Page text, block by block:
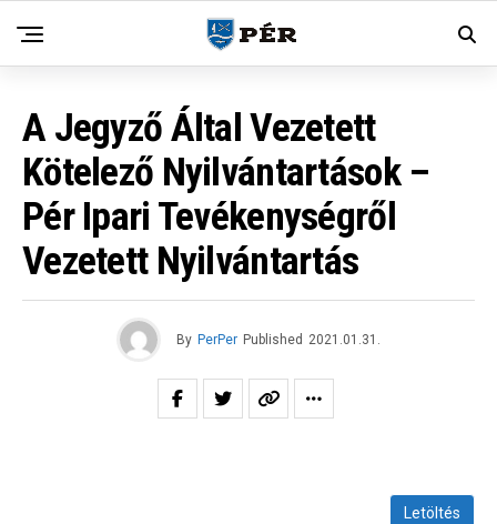
A Jegyző Által Vezetett
Kötelező Nyilvántartások –
Pér Ipari Tevékenységről
Vezetett Nyilvántartás
By PerPer Published 2021.01.31.
Letöltés